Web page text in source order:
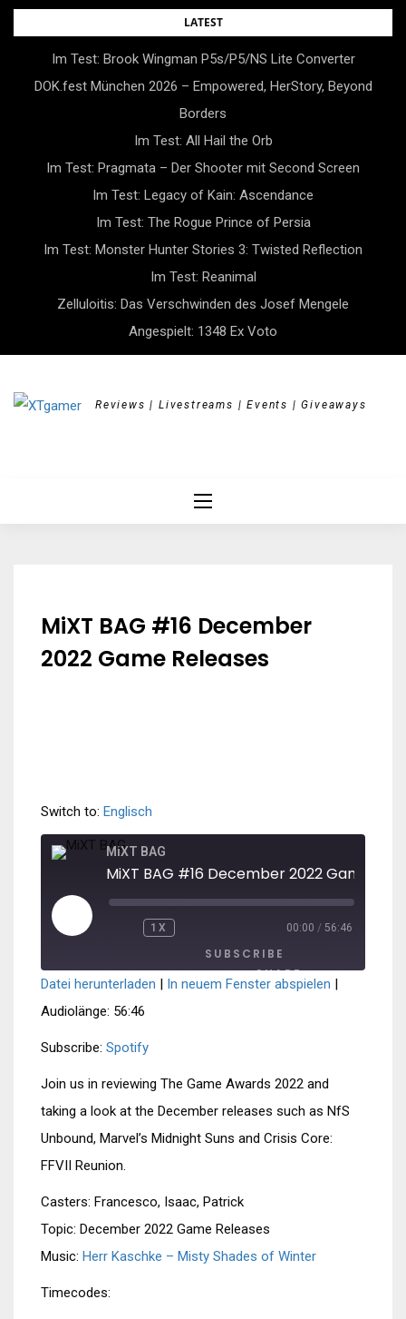
Skip
LATEST
Im Test: Brook Wingman P5s/P5/NS Lite Converter
DOK.fest München 2026 – Empowered, HerStory, Beyond
Borders
Im Test: All Hail the Orb
Im Test: Pragmata – Der Shooter mit Second Screen
Im Test: Legacy of Kain: Ascendance
Im Test: The Rogue Prince of Persia
Im Test: Monster Hunter Stories 3: Twisted Reflection
Im Test: Reanimal
Zelluloitis: Das Verschwinden des Josef Mengele
Angespielt: 1348 Ex Voto
Reviews | Livestreams | Events | Giveaways
MiXT BAG #16 December
2022 Game Releases
Switch to: Englisch
MiXT BAG
PLAY
EPISODE
REWIND
SECONDS
1X
FORWARD
30
SECONDS
00:00 / 56:46
SUBSCRIBE
SHARE
Spotify
RSS FEED
SHARE
LINK
EMBED
Datei herunterladen | In neuem Fenster abspielen |
Audiolänge: 56:46
Subscribe: Spotify
Join us in reviewing The Game Awards 2022 and
taking a look at the December releases such as NfS
Unbound, Marvel’s Midnight Suns and Crisis Core:
FFVII Reunion.
Casters: Francesco, Isaac, Patrick
Topic: December 2022 Game Releases
Music: Herr Kaschke – Misty Shades of Winter
Timecodes: